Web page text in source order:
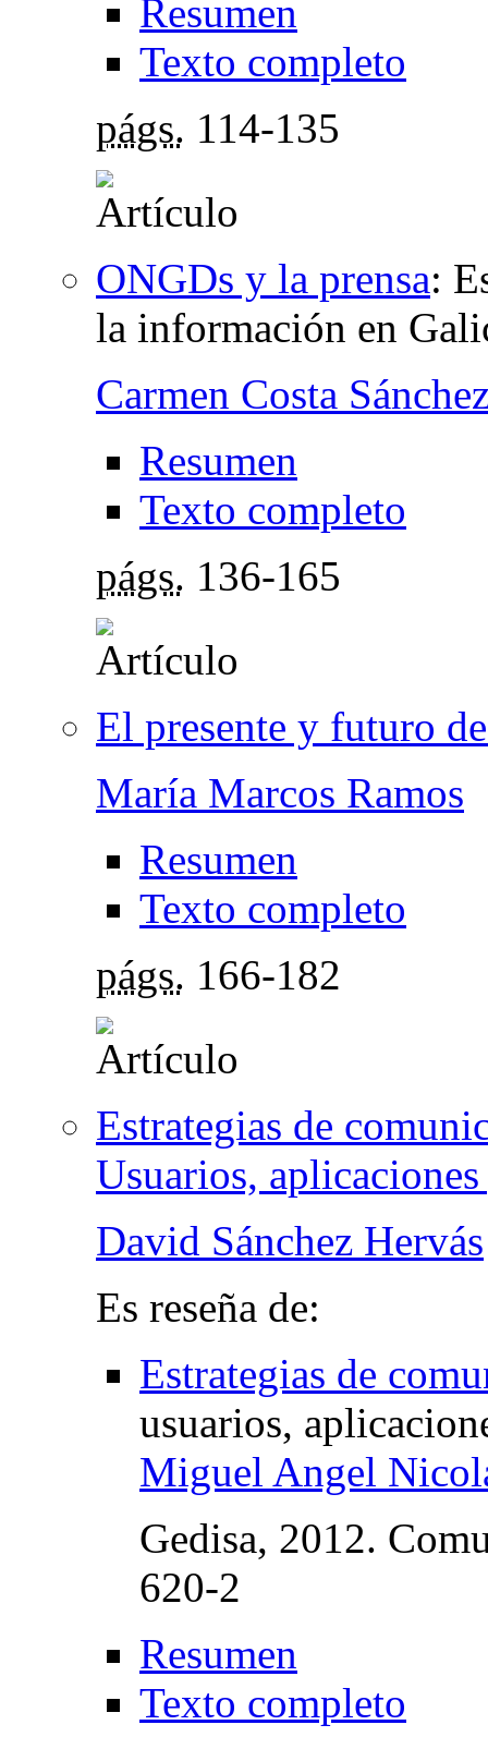
Resumen
Texto completo
págs. 114-135
ONGDs y la prensa:
la información en
Carmen Costa
Resumen
Texto completo
págs. 136-165
El presente y futuro
María Marcos Ramos
Resumen
Texto completo
págs. 166-182
Estrategias de
Usuarios,
David Sánchez Hervás
Es reseña de:
Estrategias de
usuarios,
Miguel Angel
Gedisa, 2012.
620-2
Resumen
Texto completo